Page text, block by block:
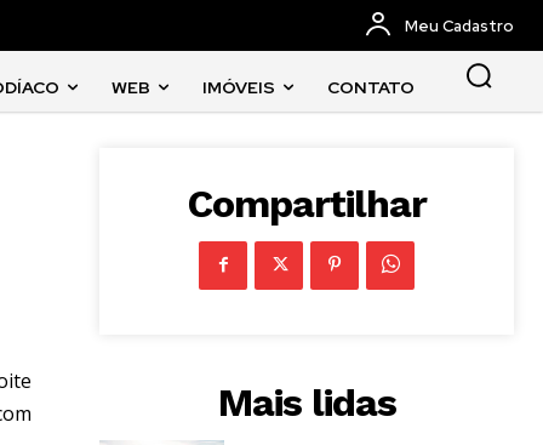
Meu Cadastro
WEB IMÓVEIS CONTATO
Compartilhar
Mais lidas